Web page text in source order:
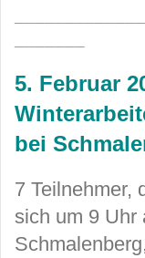
5. Februar
bei
7 Teilnehmer,
sich um 9 Uhr